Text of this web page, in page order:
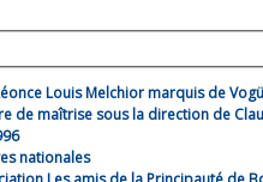
Louis Melchior marquis de
de maîtrise sous la direction de
nationales